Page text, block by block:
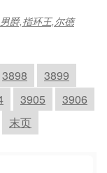
爵,指环王,尔德
3898
3899
3905
3906
末页